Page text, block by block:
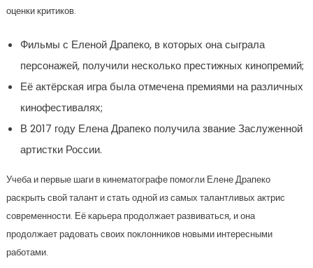
оценки критиков.
Фильмы с Еленой Драпеко, в которых она сыграла
персонажей, получили несколько престижных кинопремий;
Её актёрская игра была отмечена премиями на различных
кинофестивалях;
В 2017 году Елена Драпеко получила звание Заслуженной
артистки России.
Учеба и первые шаги в кинематографе помогли Елене Драпеко
раскрыть свой талант и стать одной из самых талантливых актрис
современности. Её карьера продолжает развиваться, и она
продолжает радовать своих поклонников новыми интересными
работами.